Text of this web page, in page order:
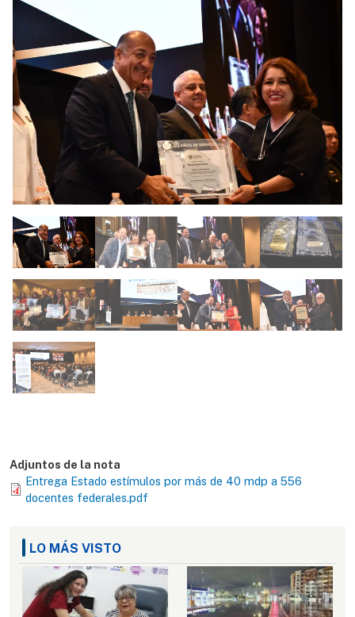
Adjuntos de la nota
Entrega Estado estímulos por más de 40 mdp a 556
docentes federales.pdf
LO MÁS VISTO